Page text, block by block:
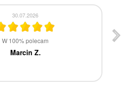
30.07.2026
W 100% polecam
Marcin Z.